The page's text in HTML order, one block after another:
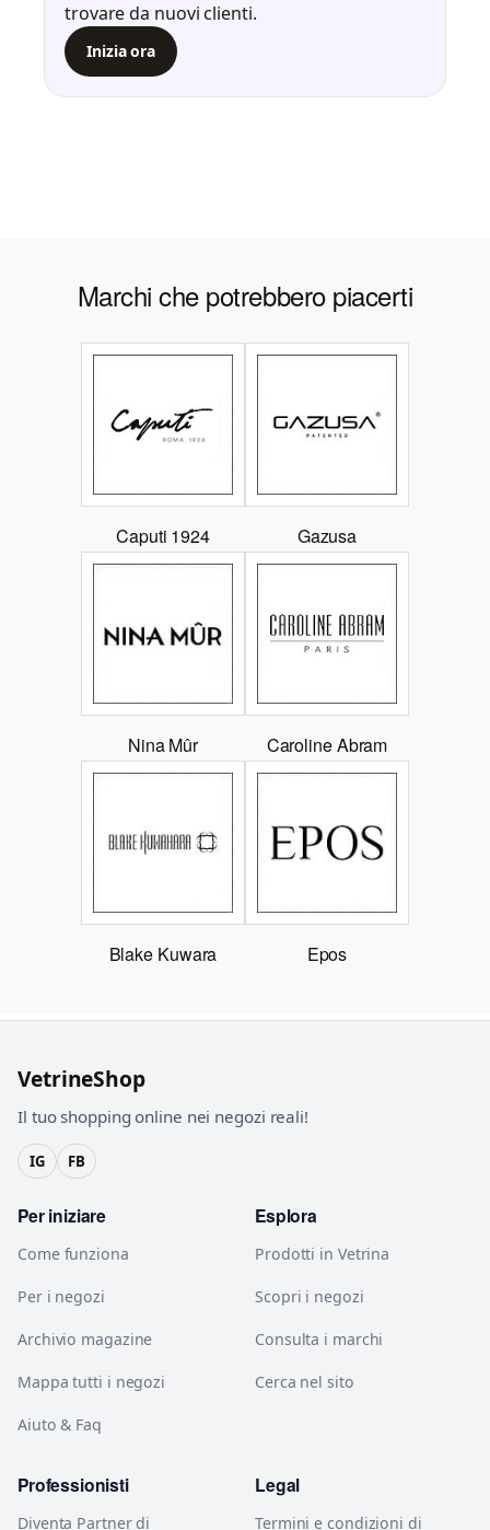
trovare da nuovi clienti.
Inizia ora
Marchi che potrebbero piacerti
Caputi 1924 Gazusa
Nina Mûr Caroline Abram
Blake Kuwara Epos
VetrineShop
Il tuo shopping online nei negozi reali!
IG FB
Per iniziare
Come funziona
Per i negozi
Archivio magazine
Mappa tutti i negozi
Aiuto & Faq
Esplora
Prodotti in Vetrina
Scopri i negozi
Consulta i marchi
Cerca nel sito
Professionisti
Diventa Partner di
Legal
Termini e condizioni di